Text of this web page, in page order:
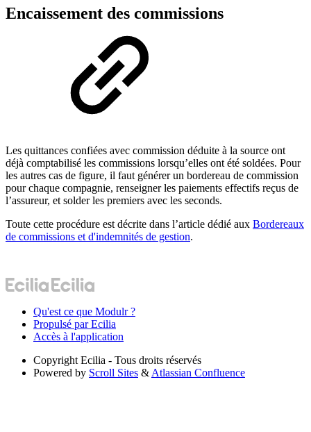
Encaissement des commissions
Les quittances confiées avec commission déduite à la source ont
déjà comptabilisé les commissions lorsqu’elles ont été soldées. Pour
les autres cas de figure, il faut générer un bordereau de commission
pour chaque compagnie, renseigner les paiements effectifs reçus de
l’assureur, et solder les premiers avec les seconds.
Toute cette procédure est décrite dans l’article dédié aux Bordereaux
de commissions et d'indemnités de gestion.
Qu'est ce que Modulr ?
Propulsé par Ecilia
Accès à l'application
Copyright Ecilia - Tous droits réservés
Powered by Scroll Sites &Atlassian Confluence